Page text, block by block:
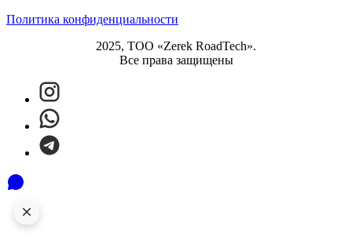
Политика конфиденциальности
2025, ТОО «Zerek RoadTech».
Все права защищены